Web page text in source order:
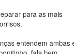
para as mais
entendem ambas